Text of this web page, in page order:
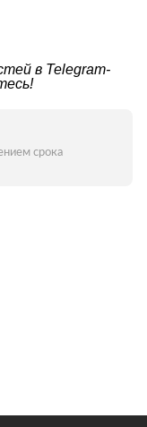
в Telegram-
срока